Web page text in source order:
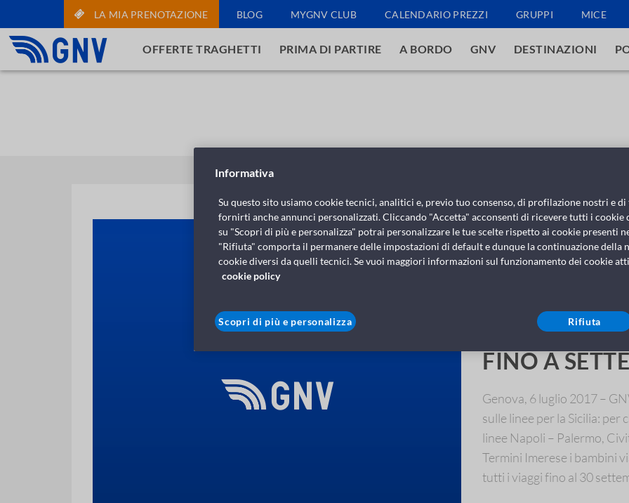
LA MIA PRENOTAZIONE BLOG MYGNV CLUB CALENDARIO PREZZI GRUPPI MICE
OFFERTE TRAGHETTI PRIMA DI PARTIRE A BORDO GNV DESTINAZIONI
GNV:
FINO A
Genova, 6 luglio 2017 –
sulle linee per la Sicilia: per
linee Napoli – Palermo,
Termini Imerese i bambini
tutti i viaggi fino al 30
Informativa
Su questo sito usiamo cookie tecnici, analitici e, previo tuo consenso, di profilazione nostri e
fornirti anche annunci personalizzati. Cliccando "Accetta" acconsenti di ricevere tutti i cookie
su "Scopri di più e personalizza" potrai personalizzare le tue scelte rispetto ai cookie presenti
"Rifiuta" comporta il permanere delle impostazioni di default e dunque la continuazione della
cookie diversi da quelli tecnici. Se vuoi maggiori informazioni sul funzionamento dei cookie
cookie policy
Scopri di più e personalizza Rifiuta